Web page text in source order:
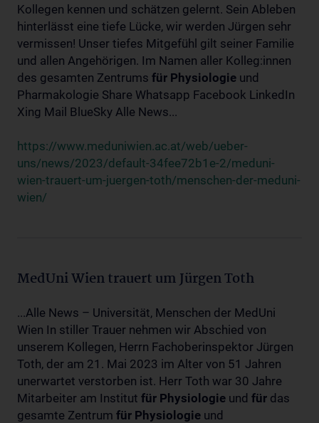
Kollegen kennen und schätzen gelernt. Sein Ableben
hinterlässt eine tiefe Lücke, wir werden Jürgen sehr
vermissen! Unser tiefes Mitgefühl gilt seiner Familie
und allen Angehörigen. Im Namen aller Kolleg:innen
des gesamten Zentrums für Physiologie und
Pharmakologie Share Whatsapp Facebook LinkedIn
Xing Mail BlueSky Alle News...
https://www.meduniwien.ac.at/web/ueber-
uns/news/2023/default-34fee72b1e-2/meduni-
wien-trauert-um-juergen-toth/menschen-der-meduni-
wien/
MedUni Wien trauert um Jürgen Toth
...Alle News – Universität, Menschen der MedUni
Wien In stiller Trauer nehmen wir Abschied von
unserem Kollegen, Herrn Fachoberinspektor Jürgen
Toth, der am 21. Mai 2023 im Alter von 51 Jahren
unerwartet verstorben ist. Herr Toth war 30 Jahre
Mitarbeiter am Institut für Physiologie und für das
gesamte Zentrum für Physiologie und